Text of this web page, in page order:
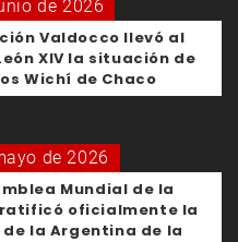
de 2026
Valdocco llevó al
XIV la situación de
Wichí de Chaco
de 2026
Mundial de la
oficialmente la
la Argentina de la